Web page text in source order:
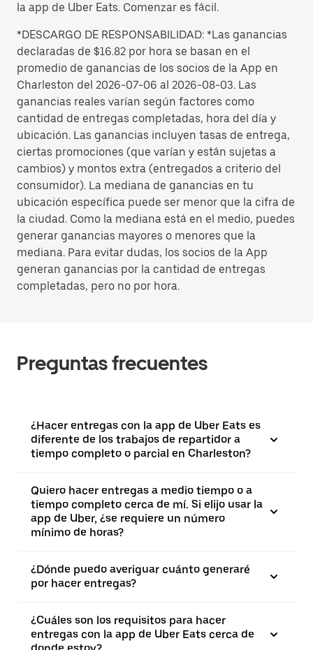
la app de Uber Eats. Comenzar es fácil.
*DESCARGO DE RESPONSABILIDAD: *Las ganancias
declaradas de $16.82 por hora se basan en el
promedio de ganancias de los socios de la App en
Charleston del 2026-07-06 al 2026-08-03. Las
ganancias reales varían según factores como
cantidad de entregas completadas, hora del día y
ubicación. Las ganancias incluyen tasas de entrega,
ciertas promociones (que varían y están sujetas a
cambios) y montos extra (entregados a criterio del
consumidor). La mediana de ganancias en tu
ubicación específica puede ser menor que la cifra de
la ciudad. Como la mediana está en el medio, puedes
generar ganancias mayores o menores que la
mediana. Para evitar dudas, los socios de la App
generan ganancias por la cantidad de entregas
completadas, pero no por hora.
Preguntas frecuentes
¿Hacer entregas con la app de Uber Eats es
diferente de los trabajos de repartidor a
tiempo completo o parcial en Charleston?
Quiero hacer entregas a medio tiempo o a
tiempo completo cerca de mí. Si elijo usar la
app de Uber, ¿se requiere un número
mínimo de horas?
¿Dónde puedo averiguar cuánto generaré
por hacer entregas?
¿Cuáles son los requisitos para hacer
entregas con la app de Uber Eats cerca de